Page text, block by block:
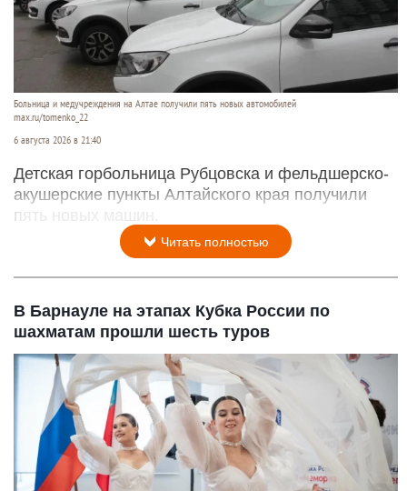
Больница и медучреждения на Алтае получили пять новых автомобилей
max.ru/tomenko_22
6 августа 2026 в 21:40
Детская горбольница Рубцовска и фельдшерско-
акушерские пункты Алтайского края получили
пять новых машин.
Читать полностью
В Барнауле на этапах Кубка России по
шахматам прошли шесть туров